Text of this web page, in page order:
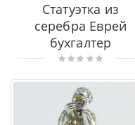
Статуэтка из
серебра Еврей
бухгалтер